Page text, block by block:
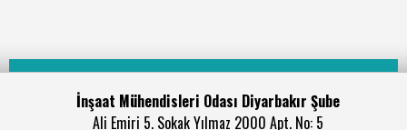
İnşaat Mühendisleri Odası Diyarbakır Şube
Ali Emiri 5. Sokak Yılmaz 2000 Apt. No: 5